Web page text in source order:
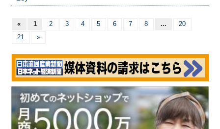
« 1 2 3 4 5 6 7 8 ...
20
21
»